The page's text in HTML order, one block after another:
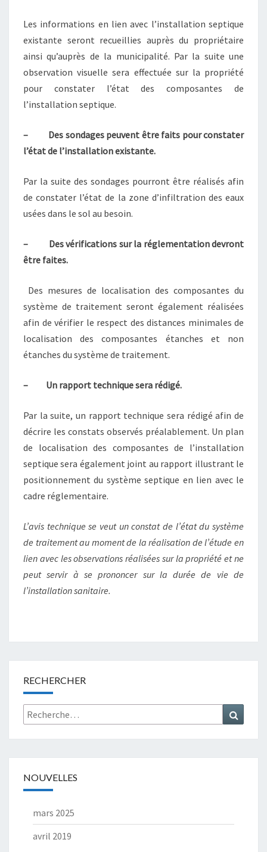
Les informations en lien avec l’installation septique
existante seront recueillies auprès du propriétaire
ainsi qu’auprès de la municipalité. Par la suite une
observation visuelle sera effectuée sur la propriété
pour constater l’état des composantes de
l’installation septique.
– Des sondages peuvent être faits pour constater
l’état de l’installation existante.
Par la suite des sondages pourront être réalisés afin
de constater l’état de la zone d’infiltration des eaux
usées dans le sol au besoin.
– Des vérifications sur la réglementation devront
être faites.
Des mesures de localisation des composantes du
système de traitement seront également réalisées
afin de vérifier le respect des distances minimales de
localisation des composantes étanches et non
étanches du système de traitement.
– ​Un rapport technique sera rédigé.
Par la suite, un rapport technique sera rédigé afin de
décrire les constats observés préalablement. Un plan
de localisation des composantes de l’installation
septique sera également joint au rapport illustrant le
positionnement du système septique en lien avec le
cadre réglementaire.
L’avis technique se veut un constat de l’état du système
de traitement au moment de la réalisation de l’étude en
lien avec les observations réalisées sur la propriété et ne
peut servir à se prononcer sur la durée de vie de
l’installation sanitaire.
RECHERCHER
Rechercher :
NOUVELLES
mars 2025
avril 2019